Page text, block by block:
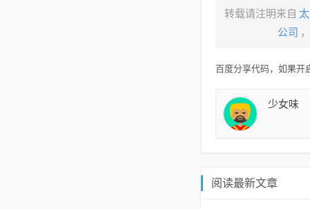
转载请注明来自
公司
百度分享代码，如果开
少女味
阅读最新文章